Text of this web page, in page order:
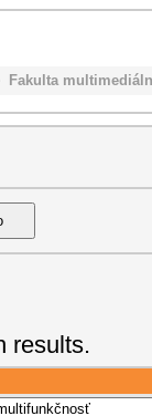
Fakulta
results.